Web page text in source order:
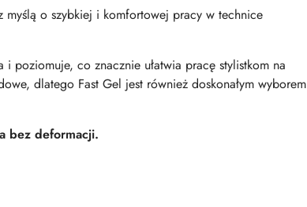
myślą o szybkiej i komfortowej pracy w technice
i poziomuje, co znacznie ułatwia pracę stylistkom na
dlatego Fast Gel jest również doskonałym wyborem
bez deformacji.